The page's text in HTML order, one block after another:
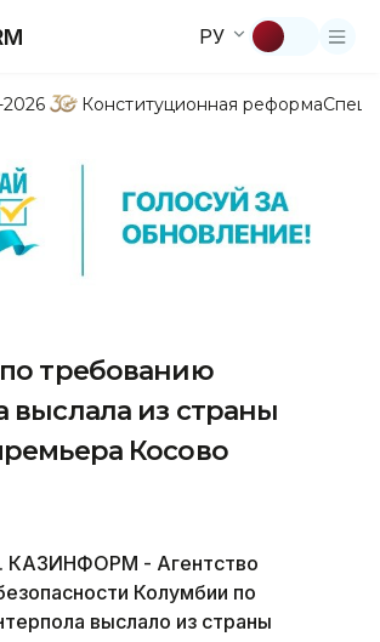
РУ
Конституционная реформа
требованию
выслала из страны
Косово
КАЗИНФОРМ - Агентство
Колумбии по
выслало из страны